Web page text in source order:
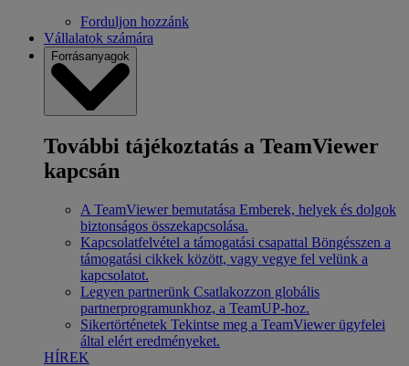
Forduljon hozzánk
Vállalatok számára
Forrásanyagok
További tájékoztatás a TeamViewer
kapcsán
A TeamViewer bemutatása Emberek, helyek és dolgok
biztonságos összekapcsolása.
Kapcsolatfelvétel a támogatási csapattal Böngésszen a
támogatási cikkek között, vagy vegye fel velünk a
kapcsolatot.
Legyen partnerünk Csatlakozzon globális
partnerprogramunkhoz, a TeamUP-hoz.
Sikertörténetek Tekintse meg a TeamViewer ügyfelei
által elért eredményeket.
HÍREK